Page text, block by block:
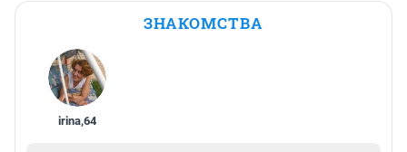
ЗНАКОМСТВА
irina,64